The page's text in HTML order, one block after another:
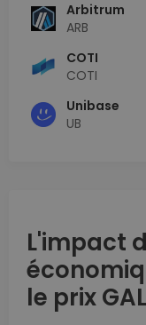
Arbitrum
ARB
COTI
COTI
Unibase
UB
L'impact
le prix